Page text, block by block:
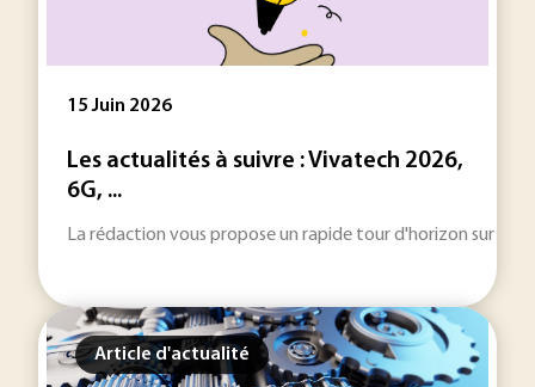
15 Juin 2026
Les actualités à suivre : Vivatech 2026,
6G, ...
La rédaction vous propose un rapide tour d'horizon sur les
Article d'actualité